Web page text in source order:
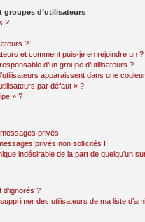
groupes d’utilisateurs
?
?
et comment puis-je en rejoindre un ?
d’un groupe d’utilisateurs ?
apparaissent dans une
par défaut » ?
» ?
privés !
privés non sollicités !
indésirable de la part de quelqu’un
d’ignorés ?
des utilisateurs de ma liste